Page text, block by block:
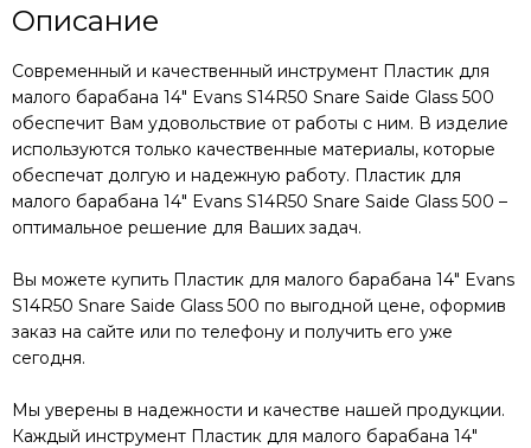
Описание
Современный и качественный инструмент Пластик для
малого барабана 14" Evans S14R50 Snare Saide Glass 500
обеспечит Вам удовольствие от работы с ним. В изделие
используются только качественные материалы, которые
обеспечат долгую и надежную работу. Пластик для
малого барабана 14" Evans S14R50 Snare Saide Glass 500 –
оптимальное решение для Ваших задач.
Вы можете купить Пластик для малого барабана 14" Evans
S14R50 Snare Saide Glass 500 по выгодной цене, оформив
заказ на сайте или по телефону и получить его уже
сегодня.
Мы уверены в надежности и качестве нашей продукции.
Каждый инструмент Пластик для малого барабана 14"